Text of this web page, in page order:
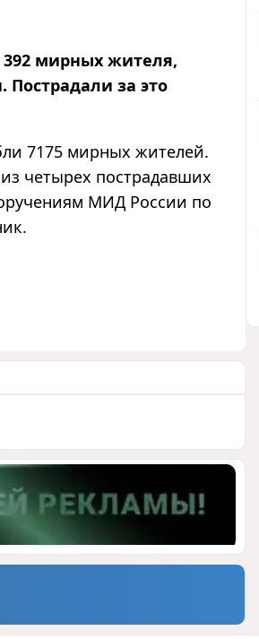
392 мирных жителя,
за это
7175 мирных жителей.
четырех пострадавших
МИД России по